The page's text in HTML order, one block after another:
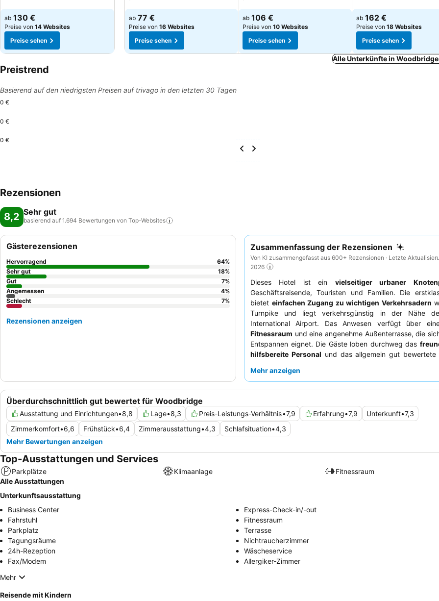
Preise sehen
ab 130 €
Preise von 14 Websites
Preise sehen
Preise sehen
ab 77 €
Preise von 16 Websites
Preise sehen
Preise sehen
ab 106 €
Preise von 10 Websites
Preise sehen
Preise sehen
ab 162 €
Preise von 18 Websites
Preise sehen
Alle Unterkünfte in
Preistrend
Basierend auf den niedrigsten Preisen auf trivago in den letzten 30 Tagen
0 €
0 €
0 €
Rezensionen
8,2 Sehr gut
basierend auf 1.694 Bewertungen von Top-Websites
Zusammenfassung der Rezensionen
Von KI zusammengefasst aus 600+ Rezensionen · Letzte
2026
Dieses Hotel ist ein vielseitiger urbaner
Geschäftsreisende, Touristen und Familien. Die
bietet einfachen Zugang zu wichtigen Verkehrsadern
Turnpike und liegt verkehrsgünstig in der Nähe
International Airport. Das Anwesen verfügt über
Fitnessraum und eine angenehme Außenterrasse, die
Entspannen eignet. Die Gäste loben durchweg das
hilfsbereite Personal und das allgemein gut bewertete
das nicht zur Hauptstraße zeigt.
Mehr anzeigen
Überdurchschnittlich gut bewertet für Woodbridge
Ausstattung und Einrichtungen•8,8 Lage•8,3 Preis-Leistungs-Verhältnis•7,9 Erfahrung•7,9 Unterkunft•7,3
Zimmerkomfort•6,6 Frühstück•6,4 Zimmerausstattung•4,3 Schlafsituation•4,3
Mehr Bewertungen anzeigen
Gästerezensionen
Hervorragend 64%
Sehr gut
18%
Gut
7%
Angemessen
4%
Schlecht
7%
Rezensionen anzeigen
Top-Ausstattungen und Services
Parkplätze Klimaanlage
Fitnessraum
Alle Ausstattungen
Unterkunftsausstattung
Business Center
Express-Check-in/-out
Fahrstuhl
Fitnessraum
Parkplatz
Terrasse
Tagungsräume
Nichtraucherzimmer
24h-Rezeption
Wäscheservice
Fax/Modem
Allergiker-Zimmer
Mehr
Reisende mit Kindern